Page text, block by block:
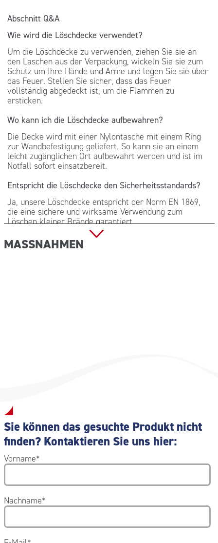
Abschnitt Q&A
Wie wird die Löschdecke verwendet?
Um die Löschdecke zu verwenden, ziehen Sie sie an
den Laschen aus der Verpackung, wickeln Sie sie zum
Schutz um Ihre Hände und Arme und legen Sie sie über
das Feuer. Stellen Sie sicher, dass das Feuer
vollständig abgedeckt ist, um die Flammen zu
ersticken.
Wo kann ich die Löschdecke aufbewahren?
Die Decke wird mit einer Nylontasche mit einem Ring
zur Wandbefestigung geliefert. So kann sie an einem
leicht zugänglichen Ort aufbewahrt werden und ist im
Notfall sofort einsatzbereit.
Entspricht die Löschdecke den Sicherheitsstandards?
Ja, unsere Löschdecke entspricht der Norm EN 1869,
die eine sichere und wirksame Verwendung zum
Löschen kleiner Brände garantiert.
Ist es einfach, die Löschdecke zu benutzen?
MASSNAHMEN
Sie können das gesuchte Produkt nicht
finden? Kontaktieren Sie uns hier:
Vorname*
Nachname*